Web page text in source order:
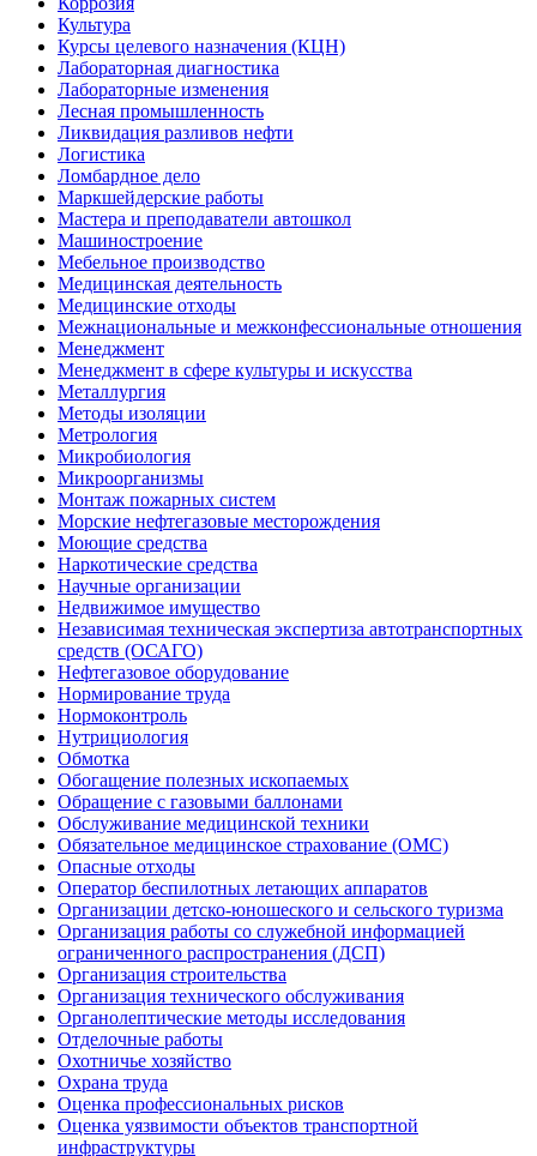
Культура
Курсы целевого назначения (КЦН)
Лабораторная диагностика
Лабораторные изменения
Лесная промышленность
Ликвидация разливов нефти
Логистика
Ломбардное дело
Маркшейдерские работы
Мастера и преподаватели автошкол
Машиностроение
Мебельное производство
Медицинская деятельность
Медицинские отходы
Межнациональные и межконфессиональные отношения
Менеджмент
Менеджмент в сфере культуры и искусства
Металлургия
Методы изоляции
Метрология
Микробиология
Микроорганизмы
Монтаж пожарных систем
Морские нефтегазовые месторождения
Моющие средства
Наркотические средства
Научные организации
Недвижимое имущество
Независимая техническая экспертиза автотранспортных
средств (ОСАГО)
Нефтегазовое оборудование
Нормирование труда
Нормоконтроль
Нутрициология
Обмотка
Обогащение полезных ископаемых
Обращение с газовыми баллонами
Обслуживание медицинской техники
Обязательное медицинское страхование (ОМС)
Опасные отходы
Оператор беспилотных летающих аппаратов
Организации детско-юношеского и сельского туризма
Организация работы со служебной информацией
ограниченного распространения (ДСП)
Организация строительства
Организация технического обслуживания
Органолептические методы исследования
Отделочные работы
Охотничье хозяйство
Охрана труда
Оценка профессиональных рисков
Оценка уязвимости объектов транспортной
инфраструктуры